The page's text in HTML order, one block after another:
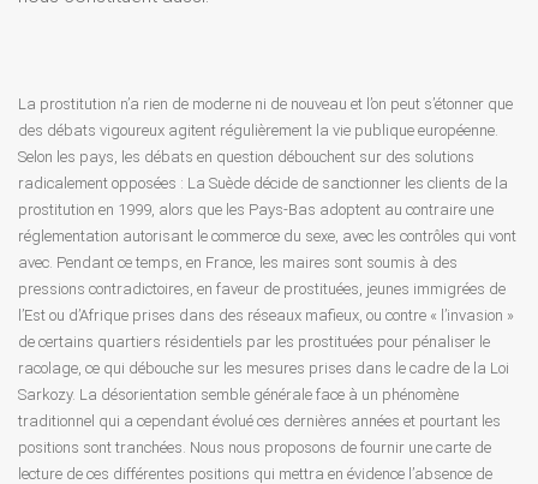
La prostitution n’a rien de moderne ni de nouveau et l’on peut s’étonner que
des débats vigoureux agitent régulièrement la vie publique européenne.
Selon les pays, les débats en question débouchent sur des solutions
radicalement opposées : La Suède décide de sanctionner les clients de la
prostitution en 1999, alors que les Pays-Bas adoptent au contraire une
réglementation autorisant le commerce du sexe, avec les contrôles qui vont
avec. Pendant ce temps, en France, les maires sont soumis à des
pressions contradictoires, en faveur de prostituées, jeunes immigrées de
l’Est ou d’Afrique prises dans des réseaux mafieux, ou contre « l’invasion »
de certains quartiers résidentiels par les prostituées pour pénaliser le
racolage, ce qui débouche sur les mesures prises dans le cadre de la Loi
Sarkozy. La désorientation semble générale face à un phénomène
traditionnel qui a cependant évolué ces dernières années et pourtant les
positions sont tranchées. Nous nous proposons de fournir une carte de
lecture de ces différentes positions qui mettra en évidence l’absence de